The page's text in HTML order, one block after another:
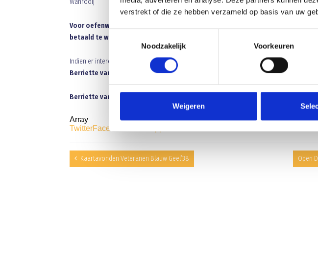
verstrekt of die ze hebben verzameld op basis van uw
Toestemmingsselectie
Noodzakelijk
Voorkeuren
Weigeren
Wanrooij
Voor oefenwedstrijden dient afzonderlijk afgerekend te worden. De kosten
betaald te worden bij ophalen van de tas. Dit geldt voor alle teams!!!!
Indien er interesse is om de tenues door Blauw Geel te laten wassen of als er nog vragen
Berriette van Wanrooij 06-30398732
Berriette van Wanrooij
Array
TwitterFacebook
Kaartavonden Veteranen Blauw Geel’38 Open